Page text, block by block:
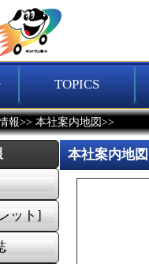
TOPICS
報>> 本社案内地図>>
ット]
本社案内地図